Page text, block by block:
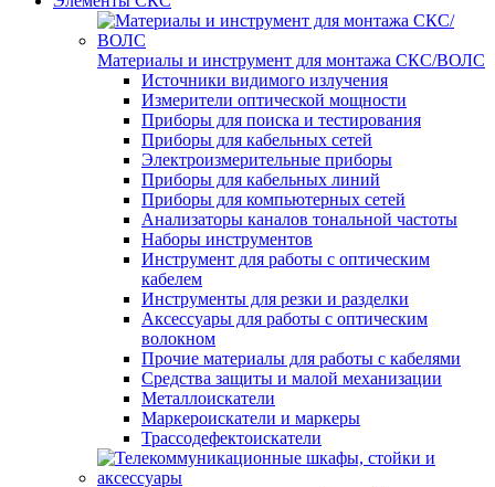
Материалы и инструмент для монтажа СКС/ВОЛС
Источники видимого излучения
Измерители оптической мощности
Приборы для поиска и тестирования
Приборы для кабельных сетей
Электроизмерительные приборы
Приборы для кабельных линий
Приборы для компьютерных сетей
Анализаторы каналов тональной частоты
Наборы инструментов
Инструмент для работы с оптическим
кабелем
Инструменты для резки и разделки
Аксессуары для работы с оптическим
волокном
Прочие материалы для работы с кабелями
Средства защиты и малой механизации
Металлоискатели
Маркероискатели и маркеры
Трассодефектоискатели